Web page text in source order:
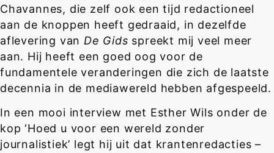
Chavannes, die zelf ook een tijd redactioneel
aan de knoppen heeft gedraaid, in dezelfde
aflevering van De Gids spreekt mij veel meer
aan. Hij heeft een goed oog voor de
fundamentele veranderingen die zich de laatste
decennia in de mediawereld hebben afgespeeld.
In een mooi interview met Esther Wils onder de
kop ‘Hoed u voor een wereld zonder
journalistiek’ legt hij uit dat krantenredacties –